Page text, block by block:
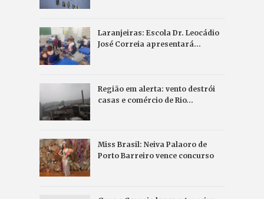
Laranjeiras: Escola Dr. Leocádio
José Correia apresentará…
Região em alerta: vento destrói
casas e comércio de Rio…
Miss Brasil: Neiva Palaoro de
Porto Barreiro vence concurso